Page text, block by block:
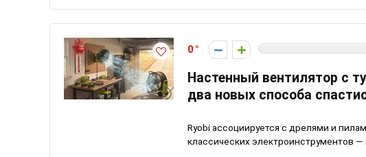
0
Настенный вентилятор с
два новых способа
Ryobi ассоциируется с дрелями и
классических электроинструментов —